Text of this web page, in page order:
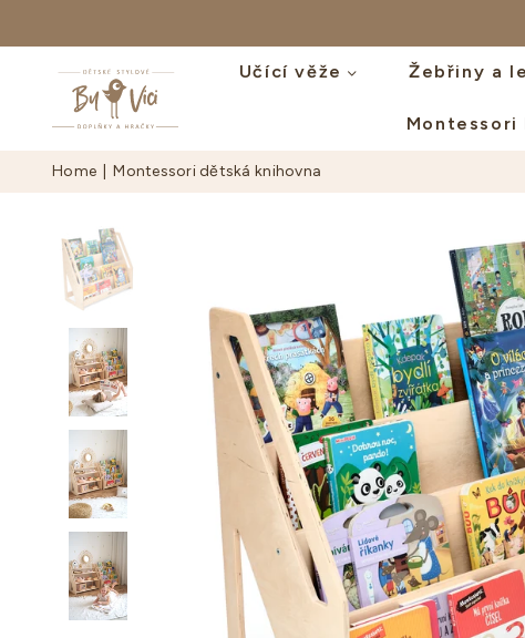
Učící věže Žebřiny a
Montessori
Home Montessori dětská knihovna